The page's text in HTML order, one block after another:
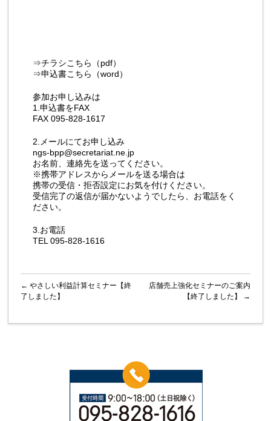
⇒チラシこちら（pdf）
⇒申込書こちら（word）
参加お申し込みは
1.申込書をFAX
FAX 095-828-1617
2.メールにてお申し込み
ngs-bpp@secretariat.ne.jp
お名前、連絡先を送ってください。
※携帯アドレスからメールを送る場合は
携帯の受信・拒否設定にお気を付けください。
受信完了の返信が届かないようでしたら、お電話をく
ださい。
3.お電話
TEL 095-828-1616
← やさしい利益計算セミナー【終
了しました】
店舗売上強化セミナーのご案内
【終了しました】
→